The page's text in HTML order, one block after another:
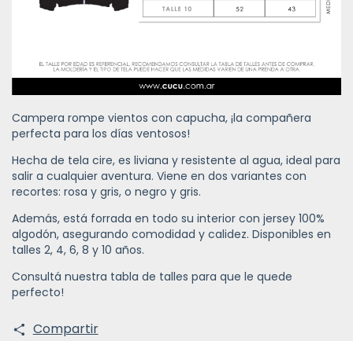
Campera rompe vientos con capucha, ¡la compañera
perfecta para los días ventosos!
Hecha de tela cire, es liviana y resistente al agua, ideal para
salir a cualquier aventura. Viene en dos variantes con
recortes: rosa y gris, o negro y gris.
Además, está forrada en todo su interior con jersey 100%
algodón, asegurando comodidad y calidez. Disponibles en
talles 2, 4, 6, 8 y 10 años.
Consultá nuestra tabla de talles para que le quede
perfecto!
Compartir